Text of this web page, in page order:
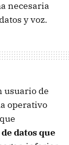
necesaria
y voz.
usuario de
operativo
datos que